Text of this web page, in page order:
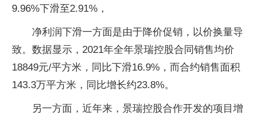
9.96%下滑至2.91%，
净利润下滑一方面是由于降价促销，以价换量导
致。数据显示，2021年全年景瑞控股合同销售均价
18849元/平方米，同比下滑16.9%，而合约销售面积
143.3万平方米，同比增长约23.8%。
另一方面， 近年来，景瑞控股合作开发的项目增